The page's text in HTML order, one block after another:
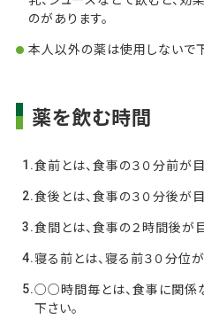
のがあります。
本人以外の薬は使用しないで
薬を飲む時間
食前とは、食事の３０分前が目
食後とは、食事の３０分後が目
食間とは、食事の２時間後が
寝る前とは、寝る前３０分位が
○○時間毎とは、食事に関係
下さい。